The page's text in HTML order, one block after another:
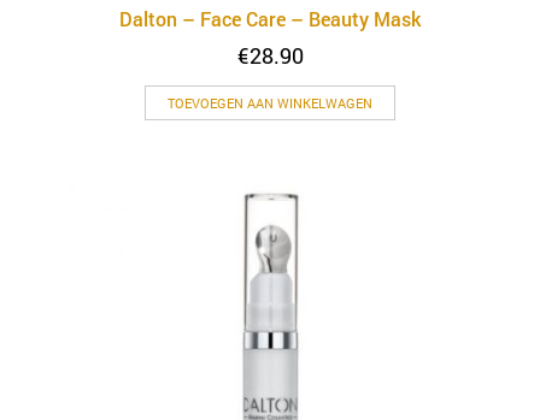
Dalton – Face Care – Beauty Mask
€28.90
TOEVOEGEN AAN WINKELWAGEN